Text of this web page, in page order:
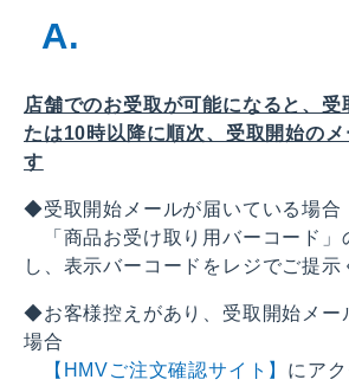
店舗でのお受取が可能になると、受
たは10時以降に順次、受取開始のメ
す
◆受取開始メールが届いている場合
「商品お受け取り用バーコード」
し、表示バーコードをレジでご提示
◆お客様控えがあり、受取開始メー
場合
【HMVご注文確認サイト】 にア